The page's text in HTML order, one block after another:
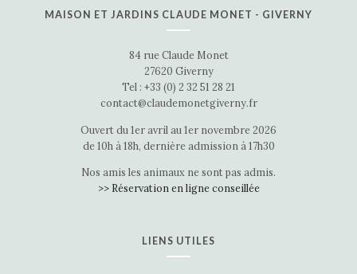
MAISON ET JARDINS CLAUDE MONET - GIVERNY
84 rue Claude Monet
27620 Giverny
Tel : +33 (0) 2 32 51 28 21
contact@claudemonetgiverny.fr
Ouvert du 1er avril au 1er novembre 2026
de 10h à 18h, dernière admission à 17h30
Nos amis les animaux ne sont pas admis.
>> Réservation en ligne conseillée
LIENS UTILES